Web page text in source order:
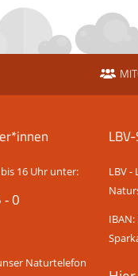
16 Uhr unter:
- 0
Naturtelefon
LBV -
IBAN: